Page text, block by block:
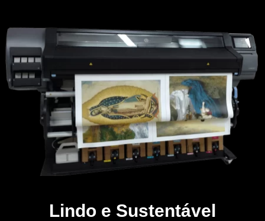
Lindo e Sustentável